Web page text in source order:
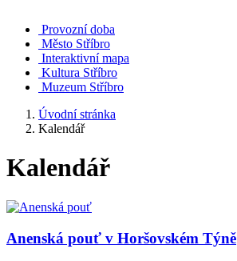
Provozní doba
Město Stříbro
Interaktivní mapa
Kultura Stříbro
Muzeum Stříbro
Úvodní stránka
Kalendář
Kalendář
Anenská pouť v Horšovském Týně